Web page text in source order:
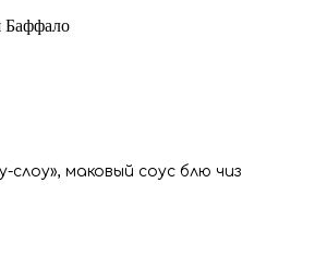
Баффало
слоу», маковый соус блю чиз